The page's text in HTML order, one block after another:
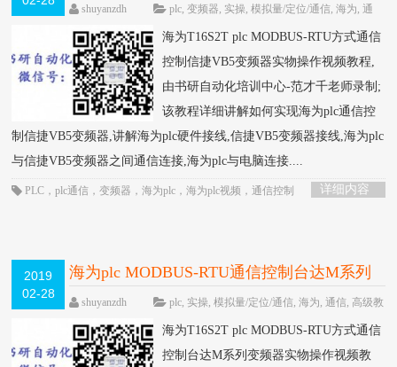
频器实物操作视频教程-书研自动化培训中心
制作 HOT
shuyanzdh plc,变频器, 实操,模拟量/定位/通信,海为,通
海为T16S2T plc MODBUS-RTU方式通信
控制信捷VB5变频器实物操作视频教程,
由书研自动化培训中心-范才千老师录制;
该教程详细讲解如何实现海为plc通信控
制信捷VB5变频器,讲解海为plc硬件接线,信捷VB5变频器接线,海为plc
与信捷VB5变频器之间通信连接,海为plc与电脑连接....
详细内容
PLC ，plc通信 ，变频器 ，海为plc ，海为plc视频 ，通信控制
2019
02-28
海为plc MODBUS-RTU通信控制台达M系列
变频器实物操作视频教程-书研自动化培训中
心制作
HOT
shuyanzdh plc, 实操,模拟量/定位/通信,海为,通信,高级教
海为T16S2T plc MODBUS-RTU方式通信
控制台达M系列变频器实物操作视频教